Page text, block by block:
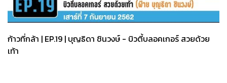
ก้าวที่กล้า | EP.19 | บุญธิดา ชินวงษ์ - บิวตี้บลอคเกอร์ สวยด้วย
เท้า